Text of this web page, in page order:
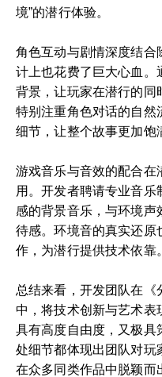
境”的潜行体验。
角色互动与剧情深度结合
计上也花费了巨大心血。
背景，让玩家在潜行的同
特别注重角色对话的自然
细节，让整个故事更加饱
游戏音乐与音效的配合在
用。开发者聘请专业音
感的背景音乐，与环境声
待感。环境音的真实还原
作，为潜行提供技术依靠。
总结来看，开发团队在
中，将技术创新与艺术表
具有高度自由度，又极具
处细节都体现出团队对玩
在众多同类作品中脱颖而